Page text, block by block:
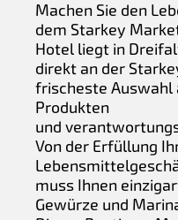
Machen Sie den
dem Starkey
Hotel liegt in
direkt an der
frischeste Auswahl
Produkten
und
Von der Erfüllung
muss Ihnen
Gewürze und